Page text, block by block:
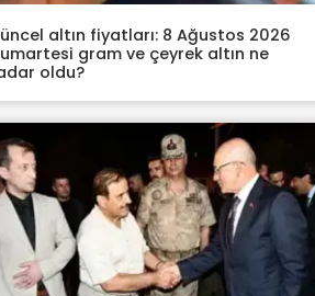
altın fiyatları: 8 Ağustos 2026
gram ve çeyrek altın ne
oldu?